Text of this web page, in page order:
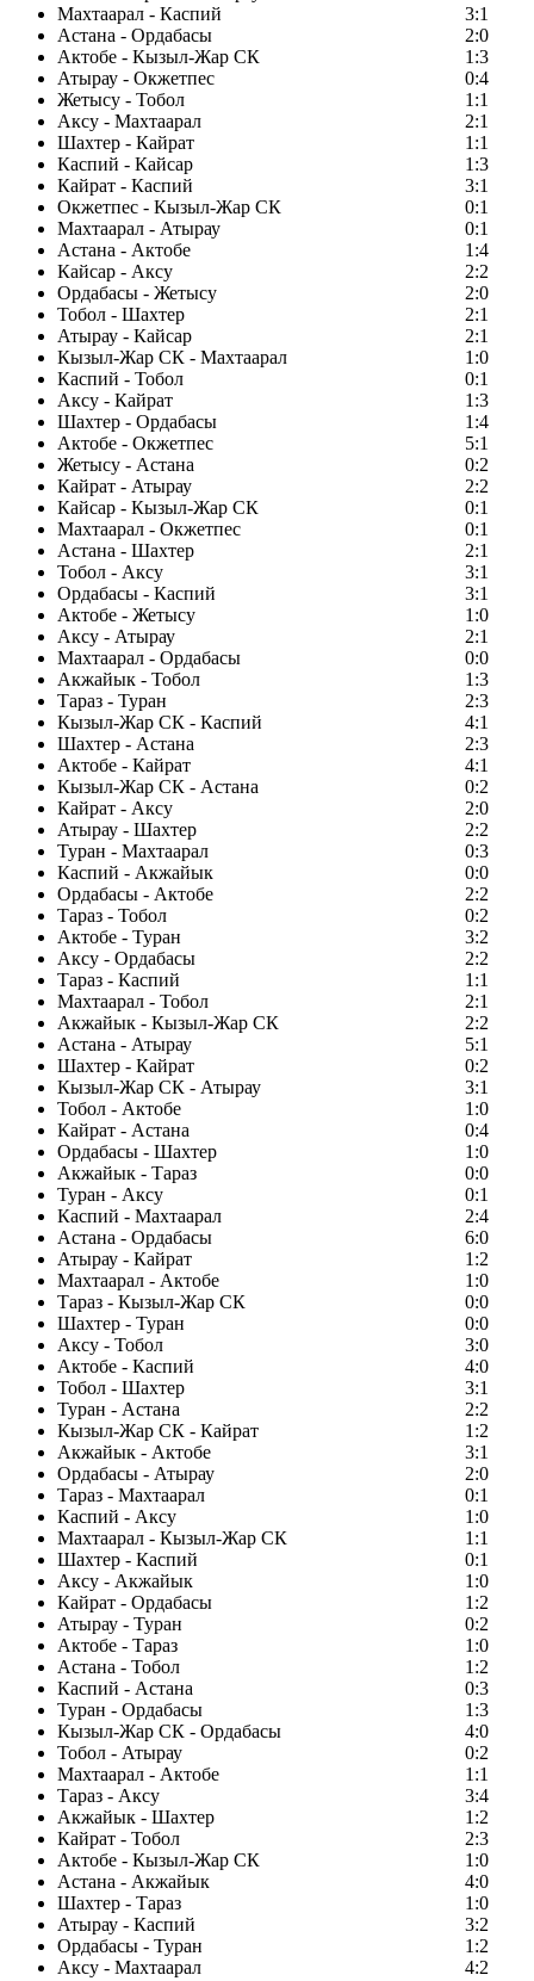
Махтаарал - Каспий
3:1
Астана - Ордабасы
2:0
Актобе - Кызыл-Жар СК
1:3
Атырау - Окжетпес
0:4
Жетысу - Тобол
1:1
Аксу - Махтаарал
2:1
Шахтер - Кайрат
1:1
Каспий - Кайсар
1:3
Кайрат - Каспий
3:1
Окжетпес - Кызыл-Жар СК
0:1
Махтаарал - Атырау
0:1
Астана - Актобе
1:4
Кайсар - Аксу
2:2
Ордабасы - Жетысу
2:0
Тобол - Шахтер
2:1
Атырау - Кайсар
2:1
Кызыл-Жар СК - Махтаарал
1:0
Каспий - Тобол
0:1
Аксу - Кайрат
1:3
Шахтер - Ордабасы
1:4
Актобе - Окжетпес
5:1
Жетысу - Астана
0:2
Кайрат - Атырау
2:2
Кайсар - Кызыл-Жар СК
0:1
Махтаарал - Окжетпес
0:1
Астана - Шахтер
2:1
Тобол - Аксу
3:1
Ордабасы - Каспий
3:1
Актобе - Жетысу
1:0
Аксу - Атырау
2:1
Махтаарал - Ордабасы
0:0
Акжайык - Тобол
1:3
Тараз - Туран
2:3
Кызыл-Жар СК - Каспий
4:1
Шахтер - Астана
2:3
Актобе - Кайрат
4:1
Кызыл-Жар СК - Астана
0:2
Кайрат - Аксу
2:0
Атырау - Шахтер
2:2
Туран - Махтаарал
0:3
Каспий - Акжайык
0:0
Ордабасы - Актобе
2:2
Тараз - Тобол
0:2
Актобе - Туран
3:2
Аксу - Ордабасы
2:2
Тараз - Каспий
1:1
Махтаарал - Тобол
2:1
Акжайык - Кызыл-Жар СК
2:2
Астана - Атырау
5:1
Шахтер - Кайрат
0:2
Кызыл-Жар СК - Атырау
3:1
Тобол - Актобе
1:0
Кайрат - Астана
0:4
Ордабасы - Шахтер
1:0
Акжайык - Тараз
0:0
Туран - Аксу
0:1
Каспий - Махтаарал
2:4
Астана - Ордабасы
6:0
Атырау - Кайрат
1:2
Махтаарал - Актобе
1:0
Тараз - Кызыл-Жар СК
0:0
Шахтер - Туран
0:0
Аксу - Тобол
3:0
Актобе - Каспий
4:0
Тобол - Шахтер
3:1
Туран - Астана
2:2
Кызыл-Жар СК - Кайрат
1:2
Акжайык - Актобе
3:1
Ордабасы - Атырау
2:0
Тараз - Махтаарал
0:1
Каспий - Аксу
1:0
Махтаарал - Кызыл-Жар СК
1:1
Шахтер - Каспий
0:1
Аксу - Акжайык
1:0
Кайрат - Ордабасы
1:2
Атырау - Туран
0:2
Актобе - Тараз
1:0
Астана - Тобол
1:2
Каспий - Астана
0:3
Туран - Ордабасы
1:3
Кызыл-Жар СК - Ордабасы
4:0
Тобол - Атырау
0:2
Махтаарал - Актобе
1:1
Тараз - Аксу
3:4
Акжайык - Шахтер
1:2
Кайрат - Тобол
2:3
Актобе - Кызыл-Жар СК
1:0
Астана - Акжайык
4:0
Шахтер - Тараз
1:0
Атырау - Каспий
3:2
Ордабасы - Туран
1:2
Аксу - Махтаарал
4:2